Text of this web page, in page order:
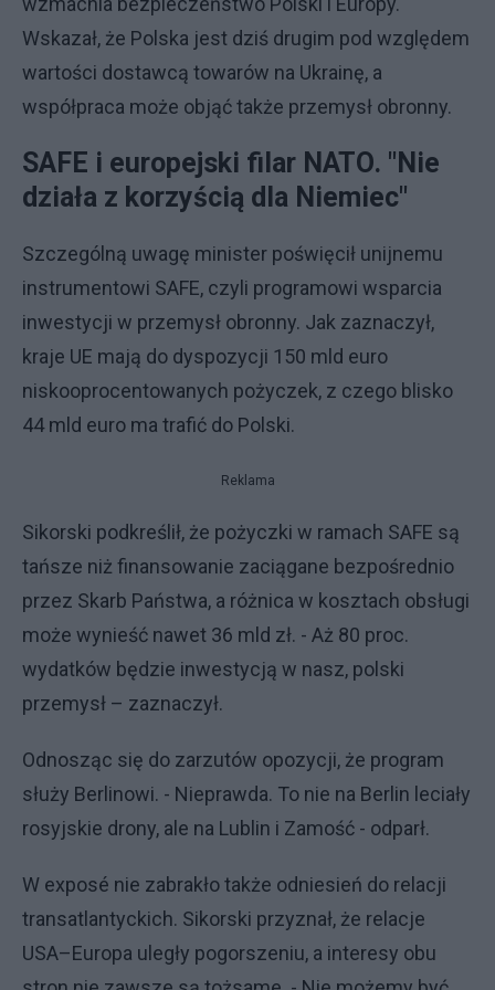
Wskazał, że Polska jest dziś drugim pod względem
wartości dostawcą towarów na Ukrainę, a
współpraca może objąć także przemysł obronny.
SAFE i europejski filar NATO. "Nie
działa z korzyścią dla Niemiec"
Szczególną uwagę minister poświęcił unijnemu
instrumentowi SAFE, czyli programowi wsparcia
inwestycji w przemysł obronny. Jak zaznaczył,
kraje UE mają do dyspozycji 150 mld euro
niskooprocentowanych pożyczek, z czego blisko
44 mld euro ma trafić do Polski.
Reklama
Sikorski podkreślił, że pożyczki w ramach SAFE są
tańsze niż finansowanie zaciągane bezpośrednio
przez Skarb Państwa, a różnica w kosztach obsługi
może wynieść nawet 36 mld zł. - Aż 80 proc.
wydatków będzie inwestycją w nasz, polski
przemysł – zaznaczył.
Odnosząc się do zarzutów opozycji, że program
służy Berlinowi. - Nieprawda. To nie na Berlin leciały
rosyjskie drony, ale na Lublin i Zamość - odparł.
W exposé nie zabrakło także odniesień do relacji
transatlantyckich. Sikorski przyznał, że relacje
USA–Europa uległy pogorszeniu, a interesy obu